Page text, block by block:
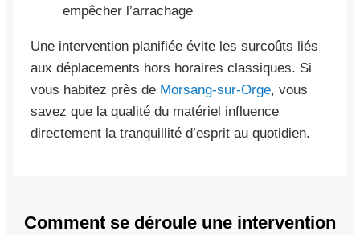
empêcher l’arrachage
Une intervention planifiée évite les surcoûts liés
aux déplacements hors horaires classiques. Si
vous habitez près de Morsang-sur-Orge, vous
savez que la qualité du matériel influence
directement la tranquillité d’esprit au quotidien.
Comment se déroule une intervention